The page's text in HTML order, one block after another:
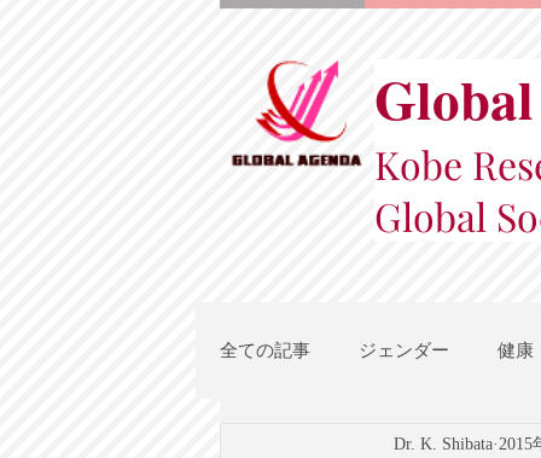
Kobe
Global
全ての記事 ジェンダー 健康
地域都市政策
Dr. K. Shibata 2015